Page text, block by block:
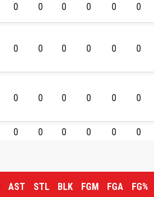
0 0 0 0 0 0
0 0 0 0 0 0
0 0 0 0 0 0
0 0 0 0 0 0
AST STL BLK FGM FGA FG%